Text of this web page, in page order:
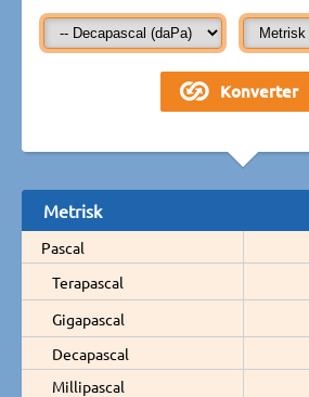
Metrisk
Pascal
Terapascal
Gigapascal
Decapascal
Millipascal